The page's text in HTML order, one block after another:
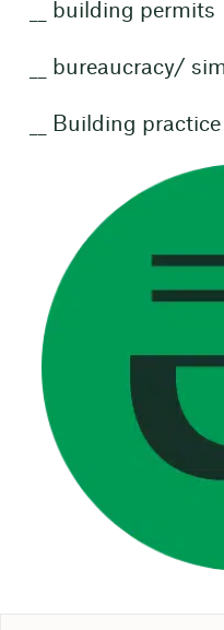
building permits
bureaucracy/
Building practice